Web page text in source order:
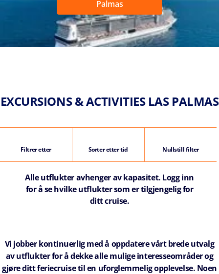
Palmas
EXCURSIONS & ACTIVITIES LAS PALMAS
Filtrer etter Sorter etter tid Nullstill filter
Alle utflukter avhenger av kapasitet. Logg inn
for å se hvilke utflukter som er tilgjengelig for
ditt cruise.
Vi jobber kontinuerlig med å oppdatere vårt brede utvalg
av utflukter for å dekke alle mulige interesseområder og
gjøre ditt feriecruise til en uforglemmelig opplevelse. Noen